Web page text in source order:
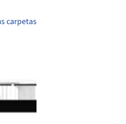
carpetas